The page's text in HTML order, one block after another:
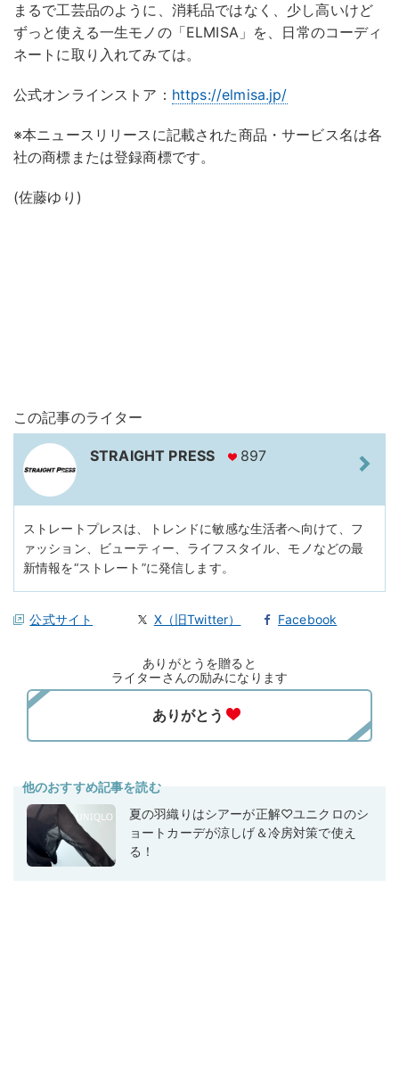
まるで工芸品のように、消耗品ではなく、少し高いけど
ずっと使える一生モノの「ELMISA」を、日常のコーディ
ネートに取り入れてみては。
公式オンラインストア： https://elmisa.jp/
※本ニュースリリースに記載された商品・サービス名は各
社の商標または登録商標です。
(佐藤ゆり)
この記事のライター
STRAIGHT PRESS 897
ストレートプレスは、トレンドに敏感な生活者へ向けて、フ
ァッション、ビューティー、ライフスタイル、モノなどの最
新情報を“ストレート”に発信します。
公式サイト X（旧Twitter） Facebook
ありがとうを贈ると
ライターさんの励みになります
他のおすすめ記事を読む
夏の羽織りはシアーが正解♡ユニクロのシ
ョートカーデが涼しげ＆冷房対策で使え
る！